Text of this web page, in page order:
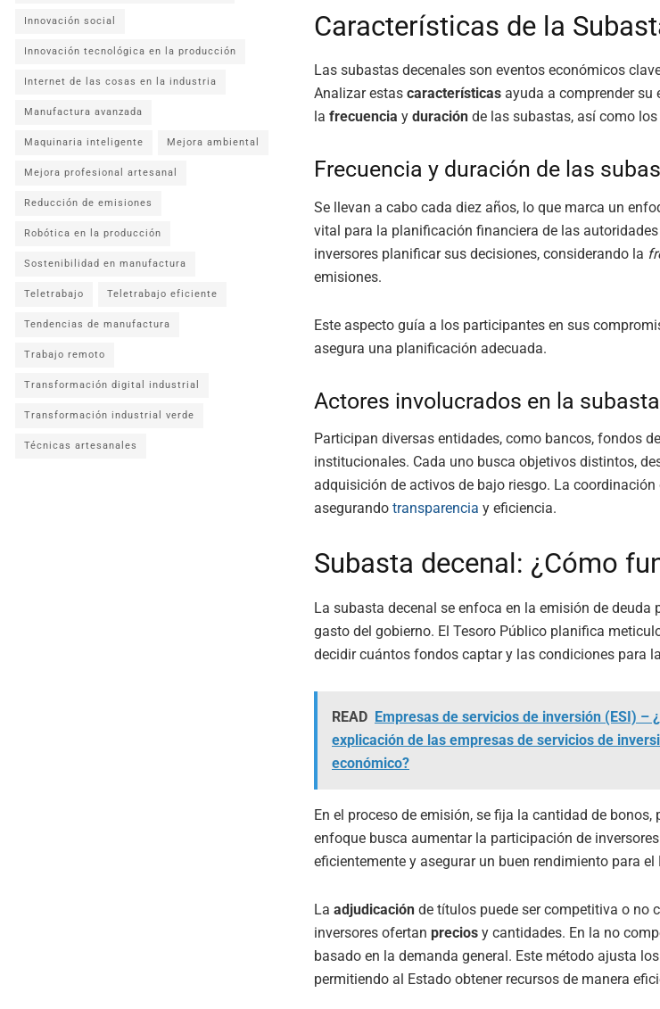
Características de la
Las subastas decenales son eventos económicos
Analizar estas características ayuda a comprender su
la frecuencia y duración de las subastas, así como
Frecuencia y duración de las
Se llevan a cabo cada diez años, lo que marca un
vital para la planificación financiera de las
inversores planificar sus decisiones, considerando la
emisiones.
Este aspecto guía a los participantes en sus
asegura una planificación adecuada.
Actores involucrados en la subasta
Participan diversas entidades, como bancos, fondos
institucionales. Cada uno busca objetivos distintos,
adquisición de activos de bajo riesgo. La
asegurando transparencia y eficiencia.
Subasta decenal: ¿Cómo
La subasta decenal se enfoca en la emisión de deuda
gasto del gobierno. El Tesoro Público planifica
decidir cuántos fondos captar y las condiciones para
READ Empresas de servicios de inversión (ESI) –
explicación de las empresas de servicios de
económico?
En el proceso de emisión, se fija la cantidad de bonos,
enfoque busca aumentar la participación de
eficientemente y asegurar un buen rendimiento para el
La adjudicación de títulos puede ser competitiva o no
inversores ofertan precios y cantidades. En la no
basado en la demanda general. Este método ajusta
permitiendo al Estado obtener recursos de manera
Innovación social
Innovación tecnológica en la producción
Internet de las cosas en la industria
Manufactura avanzada
Maquinaria inteligente Mejora ambiental
Mejora profesional artesanal
Reducción de emisiones
Robótica en la producción
Sostenibilidad en manufactura
Teletrabajo Teletrabajo eficiente
Tendencias de manufactura
Trabajo remoto
Transformación digital industrial
Transformación industrial verde
Técnicas artesanales